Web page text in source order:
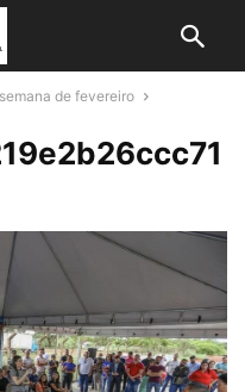
de fevereiro